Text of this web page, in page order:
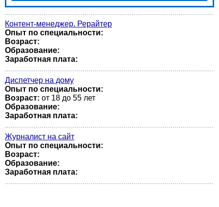
Контент-менеджер. Рерайтер
Опыт по специальности:
Возраст:
Образование:
Заработная плата:
Диспетчер на дому
Опыт по специальности:
Возраст: от 18 до 55 лет
Образование:
Заработная плата:
Журналист на сайт
Опыт по специальности:
Возраст:
Образование:
Заработная плата: